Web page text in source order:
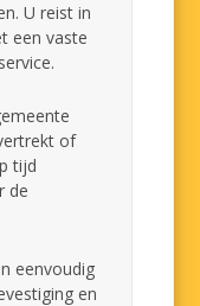
U reist in
een vaste
of
tijd
de
eenvoudig
en